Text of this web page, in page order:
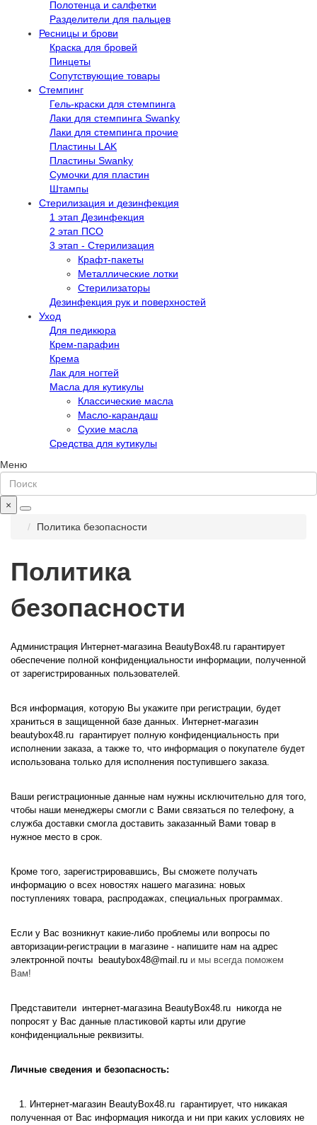
Полотенца и салфетки
Разделители для пальцев
Ресницы и брови
Краска для бровей
Пинцеты
Сопутствующие товары
Стемпинг
Гель-краски для стемпинга
Лаки для стемпинга Swanky
Лаки для стемпинга прочие
Пластины LAK
Пластины Swanky
Сумочки для пластин
Штампы
Стерилизация и дезинфекция
1 этап Дезинфекция
2 этап ПСО
3 этап - Стерилизация
Крафт-пакеты
Металлические лотки
Стерилизаторы
Дезинфекция рук и поверхностей
Уход
Для педикюра
Крем-парафин
Крема
Лак для ногтей
Масла для кутикулы
Классические масла
Масло-карандаш
Сухие масла
Средства для кутикулы
Меню
×
Политика безопасности
Политика
безопасности
Администрация Интернет-магазина BeautyBox48.ru гарантирует
обеспечение полной конфиденциальности информации, полученной
от зарегистрированных пользователей.
Вся информация, которую Вы укажите при регистрации, будет
храниться в защищенной базе данных. Интернет-магазин
beautybox48.ru гарантирует полную конфиденциальность при
исполнении заказа, а также то, что информация о покупателе будет
использована только для исполнения поступившего заказа.
Ваши регистрационные данные нам нужны исключительно для того,
чтобы наши менеджеры смогли с Вами связаться по телефону, а
служба доставки смогла доставить заказанный Вами товар в
нужное место в срок.
Кроме того, зарегистрировавшись, Вы сможете получать
информацию о всех новостях нашего магазина: новых
поступлениях товара, распродажах, специальных программах.
Если у Вас возникнут какие-либо проблемы или вопросы по
авторизации-регистрации в магазине - напишите нам на адрес
электронной почты
beautybox48@mail.ru и мы всегда поможем
Вам!
Представители интернет-магазина BeautyBox48.ru никогда не
попросят у Вас данные пластиковой карты или другие
конфиденциальные реквизиты.
Личные сведения и безопасность:
1. Интернет-магазин BeautyBox48.ru гарантирует, что никакая
полученная от Вас информация никогда и ни при каких условиях не